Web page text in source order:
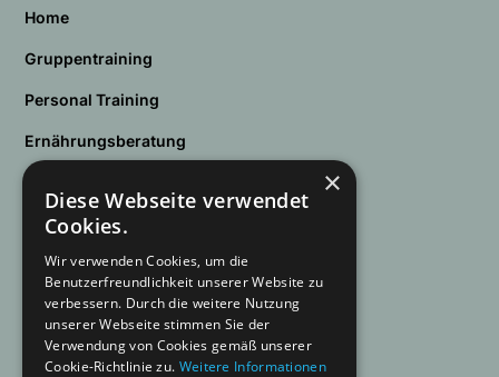
Home
Gruppentraining
Personal Training
Ernährungsberatung
Preise
Kursplan
Kontakt
×
Diese Webseite verwendet
Cookies.
Wir verwenden Cookies, um die
Benutzerfreundlichkeit unserer Website zu
verbessern. Durch die weitere Nutzung
unserer Webseite stimmen Sie der
Verwendung von Cookies gemäß unserer
Cookie-Richtlinie zu. Weitere Informationen